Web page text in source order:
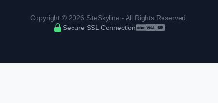
Copyright © 2026 SiteSkyline - All Rights Reserved.
Secure SSL Connection
Accepted payment